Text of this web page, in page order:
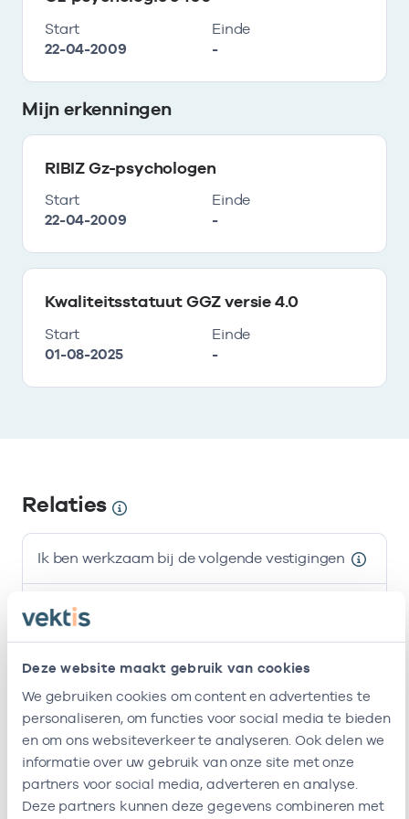
Deze website maakt gebruik van cookies
We gebruiken cookies om content en advertenties te
personaliseren, om functies voor social media te bieden
en om ons websiteverkeer te analyseren. Ook delen we
informatie over uw gebruik van onze site met onze
partners voor social media, adverteren en analyse.
Deze partners kunnen deze gegevens combineren met
Start
22-04-2009
Einde
-
Mijn erkenningen
RIBIZ Gz-psychologen
Start
22-04-2009
Einde
-
Kwaliteitsstatuut GGZ versie 4.0
Start
01-08-2025
Einde
-
Relaties
Ik ben werkzaam bij de volgende vestigingen
Ik ben werkzaam bij de volgende vestigingen
Naam
Cenzo Gz-psychologie 94003591
Psychologenpraktijk
Ede
Gz-psychologie -